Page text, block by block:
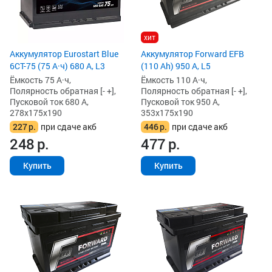
Аккумулятор Eurostart Blue
6CT-75 (75 А·ч) 680 А, L3
Ёмкость 75 А·ч,
Полярность обратная [- +],
Пусковой ток 680 А,
278x175x190
227р. при сдаче акб
248р.
Купить
хит
Аккумулятор Forward EFB
(110 Ah) 950 А, L5
Ёмкость 110 А·ч,
Полярность обратная [- +],
Пусковой ток 950 А,
353x175x190
446р. при сдаче акб
477р.
Купить